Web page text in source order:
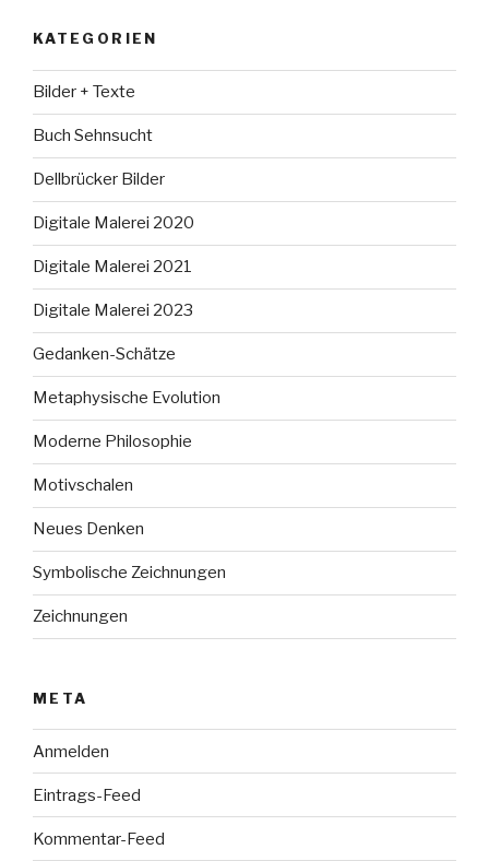
KATEGORIEN
Bilder + Texte
Buch Sehnsucht
Dellbrücker Bilder
Digitale Malerei 2020
Digitale Malerei 2021
Digitale Malerei 2023
Gedanken-Schätze
Metaphysische Evolution
Moderne Philosophie
Motivschalen
Neues Denken
Symbolische Zeichnungen
Zeichnungen
META
Anmelden
Eintrags-Feed
Kommentar-Feed